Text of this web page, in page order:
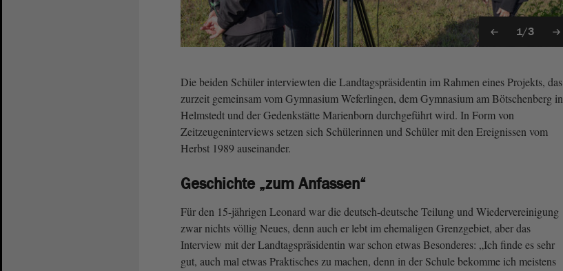
1/3
Die beiden Schüler interviewten die Landtagspräsidentin im Rahmen eines Projekts, das
zurzeit gemeinsam vom Gymnasium Weferlingen, dem Gymnasium am Bötschenberg in
Helmstedt und der Gedenkstätte Marienborn durchgeführt wird. In Form von
Zeitzeugeninterviews setzen sich Schülerinnen und Schüler mit den Ereignissen vom
Herbst 1989 auseinander.
Geschichte „zum Anfassen“
Für den 15-jährigen Leonard war die deutsch-deutsche Teilung und Wiedervereinigung
zwar nichts völlig Neues, denn auch er lebt im ehemaligen Grenzgebiet, aber das
Interview mit der Landtagspräsidentin war schon etwas Besonderes: „Ich finde es sehr
gut, auch mal etwas Praktisches zu machen, denn in der Schule bekomme ich meistens